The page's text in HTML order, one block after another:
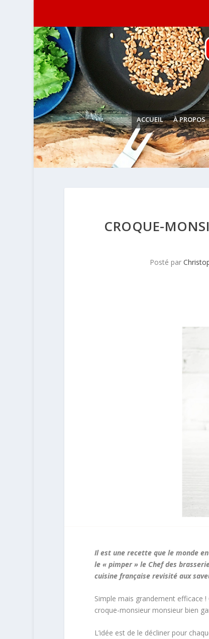
ACCUEIL À PROPOS
CROQUE-
Posté par
Il est une recette que le monde
le « pimper » le Chef des
cuisine française revisité aux
Simple mais grandement efficace !
croque-monsieur monsieur bien
L’idée est de le décliner pour